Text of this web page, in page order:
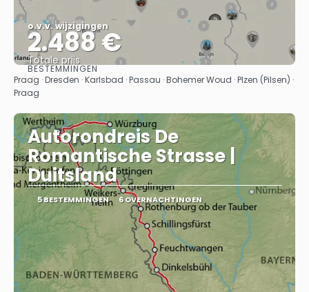
o.v.v. wijzigingen
2.488 €
Totale prijs
Bekijk
BESTEMMINGEN
Praag · Dresden · Karlsbad · Passau · Bohemer Woud · Plzen (Pilsen) ·
Praag
Autorondreis De
Romantische Strasse |
Duitsland
5 BESTEMMINGEN 6 OVERNACHTINGEN